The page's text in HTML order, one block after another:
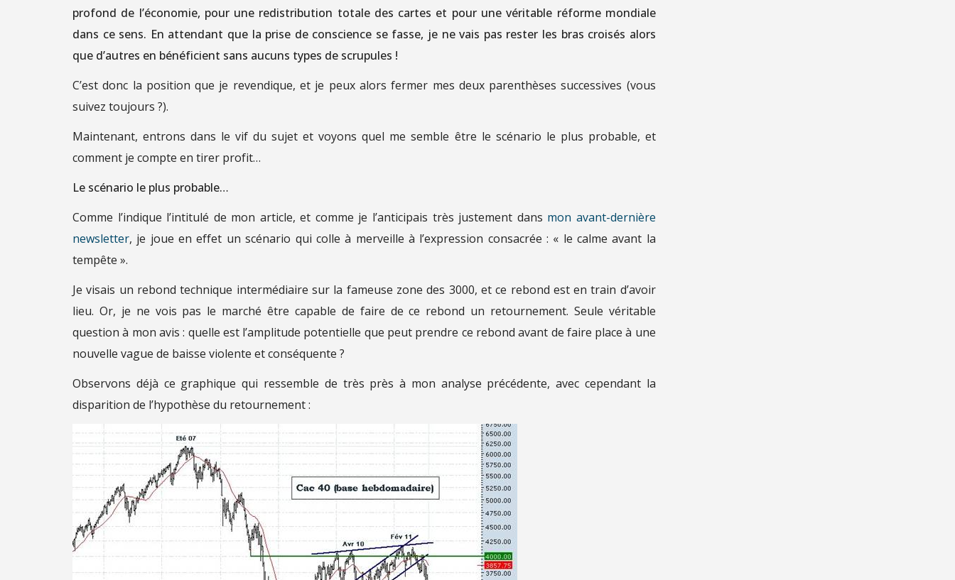
profond de l’économie, pour une redistribution totale des cartes et pour une véritable réforme mondiale
dans ce sens. En attendant que la prise de conscience se fasse, je ne vais pas rester les bras croisés alors
que d’autres en bénéficient sans aucuns types de scrupules !
C’est donc la position que je revendique, et je peux alors fermer mes deux parenthèses successives (vous
suivez toujours ?).
Maintenant, entrons dans le vif du sujet et voyons quel me semble être le scénario le plus probable, et
comment je compte en tirer profit…
Le scénario le plus probable…
Comme l’indique l’intitulé de mon article, et comme je l’anticipais très justement dans mon avant-dernière
newsletter, je joue en effet un scénario qui colle à merveille à l’expression consacrée : « le calme avant la
tempête ».
Je visais un rebond technique intermédiaire sur la fameuse zone des 3000, et ce rebond est en train d’avoir
lieu. Or, je ne vois pas le marché être capable de faire de ce rebond un retournement. Seule véritable
question à mon avis : quelle est l’amplitude potentielle que peut prendre ce rebond avant de faire place à une
nouvelle vague de baisse violente et conséquente ?
Observons déjà ce graphique qui ressemble de très près à mon analyse précédente, avec cependant la
disparition de l’hypothèse du retournement :